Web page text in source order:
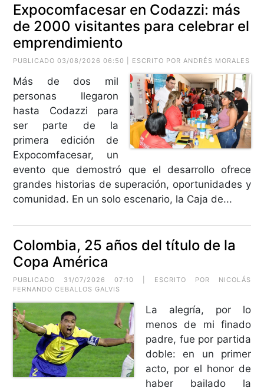
Expocomfacesar en Codazzi: más
de 2000 visitantes para celebrar el
emprendimiento
PUBLICADO 03/08/2026 06:50 | ESCRITO POR ANDRÉS MORALES
Más de dos mil
personas llegaron
hasta Codazzi para
ser parte de la
primera edición de
Expocomfacesar, un
evento que demostró que el desarrollo ofrece
grandes historias de superación, oportunidades y
comunidad. En un solo escenario, la Caja de...
Colombia, 25 años del título de la
Copa América
PUBLICADO 31/07/2026 07:10 | ESCRITO POR
NICOLÁS
FERNANDO CEBALLOS GALVIS
La alegría, por lo
menos de mi finado
padre, fue por partida
doble: en un primer
acto, por el honor de
haber bailado la